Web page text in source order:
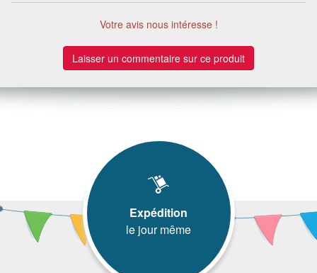
Votre avis nous intéresse !
Laisser un commentaire sur ce produit
Expédition
le jour même